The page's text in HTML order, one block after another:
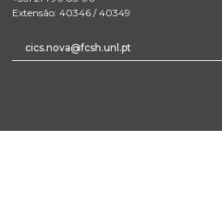
Extensão: 40346 / 40349
cics.nova@fcsh.unl.pt